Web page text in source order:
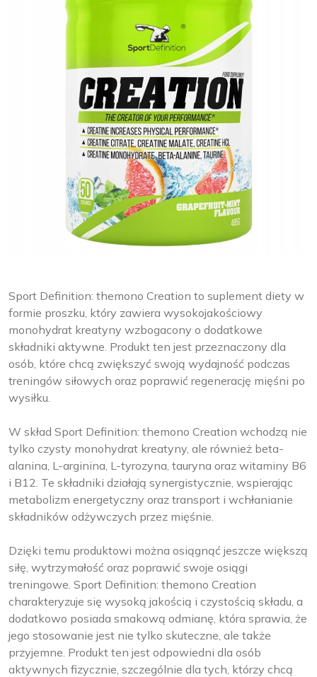
Sport Definition: themono Creation to suplement diety w
formie proszku, który zawiera wysokojakościowy
monohydrat kreatyny wzbogacony o dodatkowe
składniki aktywne. Produkt ten jest przeznaczony dla
osób, które chcą zwiększyć swoją wydajność podczas
treningów siłowych oraz poprawić regenerację mięśni po
wysiłku.
W skład Sport Definition: themono Creation wchodzą nie
tylko czysty monohydrat kreatyny, ale również beta-
alanina, L-arginina, L-tyrozyna, tauryna oraz witaminy B6
i B12. Te składniki działają synergistycznie, wspierając
metabolizm energetyczny oraz transport i wchłanianie
składników odżywczych przez mięśnie.
Dzięki temu produktowi można osiągnąć jeszcze większą
siłę, wytrzymałość oraz poprawić swoje osiągi
treningowe. Sport Definition: themono Creation
charakteryzuje się wysoką jakością i czystością składu, a
dodatkowo posiada smakową odmianę, która sprawia, że
jego stosowanie jest nie tylko skuteczne, ale także
przyjemne. Produkt ten jest odpowiedni dla osób
aktywnych fizycznie, szczególnie dla tych, którzy chcą